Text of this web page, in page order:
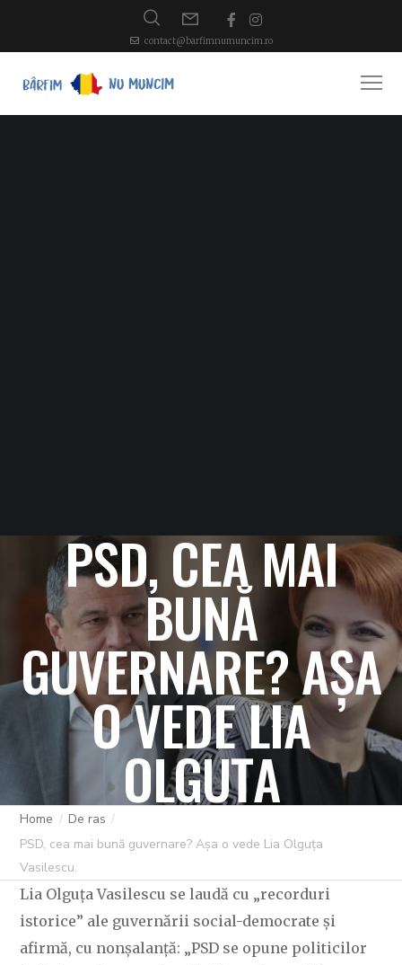
contact@barfimnumuncim.ro
PSD, CEA MAI
BUNĂ
GUVERNARE? AȘA
O VEDE LIA
OLGUȚA
VASILESCU.
C OVIDIU 23 OCTOMBRIE 2025 231 LIKES
Home
De ras
PSD, cea mai bună guvernare? Așa o vede Lia Olguța
Vasilescu.
Lia Olguța Vasilescu se laudă cu „recorduri
istorice” ale guvernării social-democrate și
afirmă, cu nonșalanță: „PSD se opune politicilor